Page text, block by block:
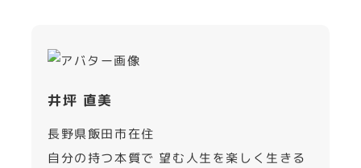
井坪 直美
長野県飯田市在住
自分の持つ本質で 望む人生を楽しく生きる